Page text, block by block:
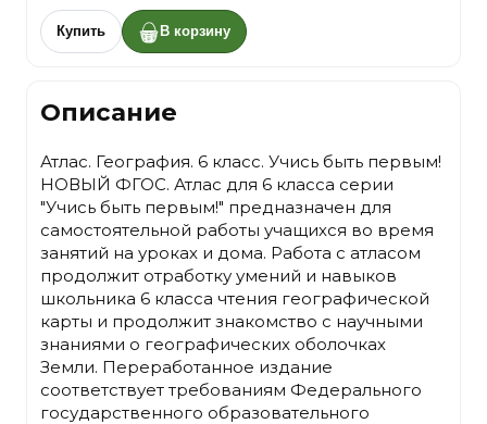
Купить В корзину
Описание
Атлас. География. 6 класс. Учись быть первым!
НОВЫЙ ФГОС. Атлас для 6 класса серии
"Учись быть первым!" предназначен для
самостоятельной работы учащихся во время
занятий на уроках и дома. Работа с атласом
продолжит отработку умений и навыков
школьника 6 класса чтения географической
карты и продолжит знакомство с научными
знаниями о географических оболочках
Земли. Переработанное издание
соответствует требованиям Федерального
государственного образовательного